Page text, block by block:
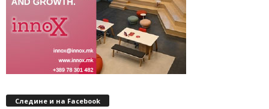
Следине и на Facebook